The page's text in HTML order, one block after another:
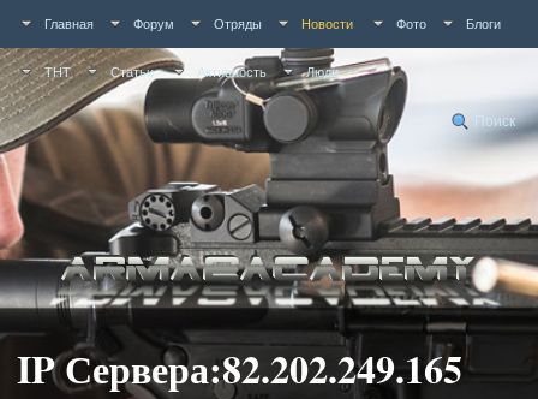
Главная Форум Отряды Новости Фото Блоги
ТНТ Статьи Активность Люди
Поиск
IP Сервера:82.202.249.165